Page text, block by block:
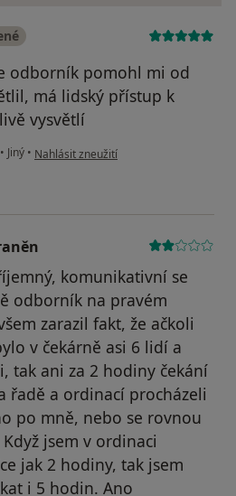
odborník pomohl mi od
má lidský přístup k
vysvětlí
• Jiný • podle názoru uživatele Josef L
Nahlásit zneužití
komunikativní se
odborník na pravém
zarazil fakt, že ačkoli
v čekárně asi 6 lidí a
tak ani za 2 hodiny čekání
řadě a ordinací procházeli
po mně, nebo se rovnou
jsem v ordinaci
jak 2 hodiny, tak jsem
i 5 hodin. Ano